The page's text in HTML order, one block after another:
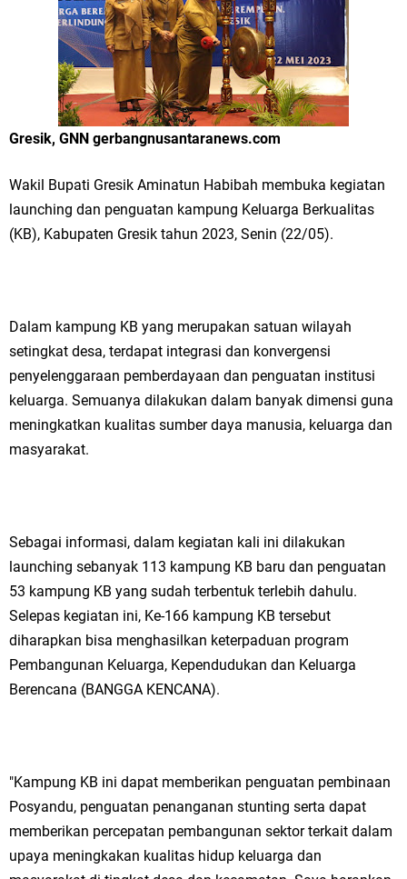
Tumpeng Nasi Krawu Pecahkan Rekor MURI, KWGe Angkat Kuliner
Gresik ke Panggung Dunia
FOZ Jatim, BAZNAS, dan Kemenag Salurkan 22.456 Bingkisan Lebaran
Bupati Gresik Gus Yani Resmikan Kantor Desa Sidoraharjo: Simbol
Komitmen Pelayanan Publik dan Kepedulian Sosial
Ruwatan Malam Satu Suro di Dusun Kedungsekar Lor, Tradisi Luhur
yang Terus Istiqomah
Ketua DPD Golkar Gresik Wongso Negoro Sambut Tahun Baru Islam
1448 H dengan Doa Kedamaian
Tahun Baru Islam 1448 H
Selamat Tahun Baru Islam 1 Muharram 1448 H: Pesan Hijrah Drs. H.
Husnul Aqib, M.M. untuk Negeri
PDUF MUI Jatim Gelar Doa Awal Tahun Hijriah, Teguhkan Optimisme
Menuju Indonesia Emas 2045
Hari Jadi Pertama PHIGMA: Advokat dan LBH Perkuat Soliditas di
Gresik, GNN gerbangnusantaranews.com
Wakil Bupati Gresik Aminatun Habibah membuka kegiatan
launching dan penguatan kampung Keluarga Berkualitas
(KB), Kabupaten Gresik tahun 2023, Senin (22/05).
Dalam kampung KB yang merupakan satuan wilayah
setingkat desa, terdapat integrasi dan konvergensi
penyelenggaraan pemberdayaan dan penguatan institusi
keluarga. Semuanya dilakukan dalam banyak dimensi guna
meningkatkan kualitas sumber daya manusia, keluarga dan
masyarakat.
Sebagai informasi, dalam kegiatan kali ini dilakukan
launching sebanyak 113 kampung KB baru dan penguatan
53 kampung KB yang sudah terbentuk terlebih dahulu.
Selepas kegiatan ini, Ke-166 kampung KB tersebut
diharapkan bisa menghasilkan keterpaduan program
Pembangunan Keluarga, Kependudukan dan Keluarga
Berencana (BANGGA KENCANA).
"Kampung KB ini dapat memberikan penguatan pembinaan
Posyandu, penguatan penanganan stunting serta dapat
memberikan percepatan pembangunan sektor terkait dalam
upaya meningkakan kualitas hidup keluarga dan